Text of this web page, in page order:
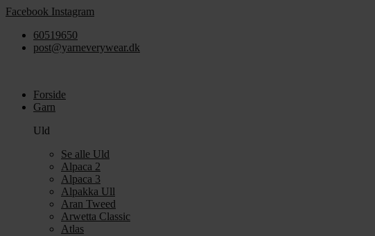
Videre
indhold
Facebook Instagram
60519650
post@yarneverywear.dk
Forside
Garn
Uld
Se alle Uld
Alpaca 2
Alpaca 3
Alpakka Ull
Aran Tweed
Arwetta Classic
Atlas